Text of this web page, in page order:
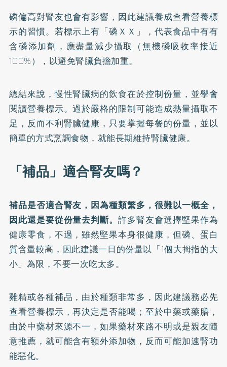
磷偏高對腎友也會有影響，因此建議養成查看營養標
示的習慣。若標示上有「磷ＸＸ」，代表食品中有有
含磷添加劑，應盡量減少攝取（無機磷吸收率接近
100%），以避免腎臟負擔加重。
總結來說，慢性腎臟病的飲食在於控制份量，並學會
閱讀營養標示。過於嚴格的限制可能造成熱量攝取不
足，反而不利腎臟健康，只要掌握每餐的份量，並以
簡單的方式烹調食物，就能長期維持腎臟健康。
「補品」適合腎友嗎？
補品是否適合腎友，因為種類繁多，很難以一概全，
因此還是要從份量去判斷。許多腎友會選擇堅果作為
健康零食，不過，雖然堅果本身很健康，但磷、蛋白
質含量較高，因此建議一日的份量以「1個大拇指的大
小」為限，不要一次吃太多。
雞精或各種補品，由於種類非常多，因此建議務必先
查看營養標示，再決定是否能喝；至於中藥或藥膳，
由於中藥材來源不一，如果藥材來路不明或是親友隨
意推薦，就可能含有額外添加物，反而可能加速腎功
能惡化。